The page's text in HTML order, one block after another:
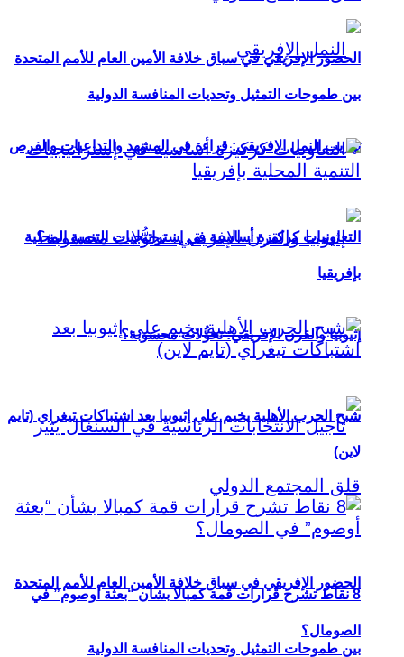
تهريب النمل الإفريقي: قراءة في المشهد والتداعيات والفرص
إثيوبيا والقرن الإفريقي: تحوُّلات محسوبة؟
الحضور الإفريقي في سباق خلافة الأمين العام للأمم المتحدة
بين طموحات التمثيل وتحديات المنافسة الدولية
الحضور الإفريقي في سباق خلافة الأمين العام للأمم المتحدة
بين طموحات التمثيل وتحديات المنافسة الدولية
التعاونيات كركيزة أساسية في إستراتيجيات التنمية المحلية
بإفريقيا
شبح الحرب الأهلية يخيم على إثيوبيا بعد اشتباكات تيغراي (تايم
لاين)
8 نقاط تشرح قرارات قمة كمبالا بشأن “بعثة أوصوم” في
الصومال؟